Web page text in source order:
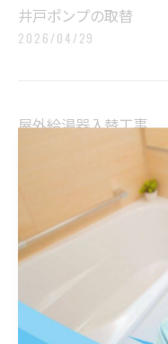
井戸ポンプの取替
2026/04/29
屋外給湯器入替工事
最